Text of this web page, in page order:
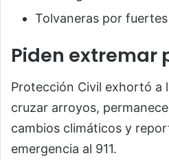
Tolvaneras por
Piden extremar
Protección Civil exhortó a
cruzar arroyos,
cambios climáticos y
emergencia al 911.